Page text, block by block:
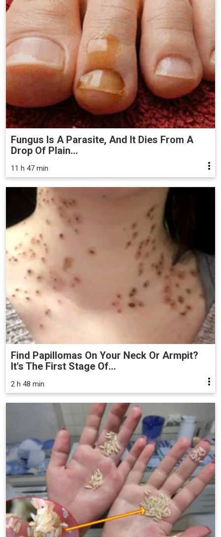
Fungus Is A Parasite, And It Dies From A
Drop Of Plain...
11 h 47 min
Find Papillomas On Your Neck Or Armpit?
It's The First Stage Of...
2 h 48 min